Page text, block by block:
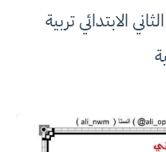
الابتدائي تربية